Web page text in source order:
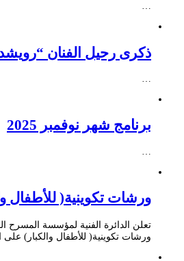
…
ذكرى رحيل الفنان
…
برنامج شهر نوفمبر 2025
ورشات تكوينية( للأطفال
تعلن الدائرة الفنية لمؤسسة المسرح
ورشات تكوينية( للأطفال والكبار) على